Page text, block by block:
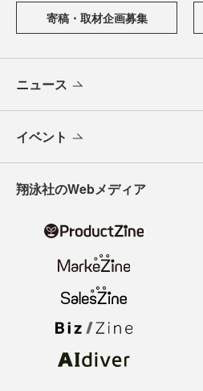
寄稿・取材企画募集
ニュース
イベント
翔泳社のWebメディア